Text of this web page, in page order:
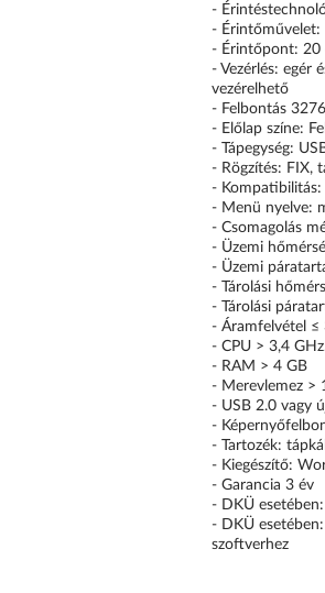
-
- Érintőművelet:
- Érintőpont: 20
- Vezérlés: egér
vezérelhető
- Felbontás
- Előlap színe:
- Tápegység:
- Rögzítés: FIX,
-
- Menü nyelve:
- Csomagolás
- Üzemi
- Üzemi
- Tárolási
- Tárolási
- Áramfelvétel ≤
- CPU > 3,4
- RAM > 4 GB
- Merevlemez >
- USB 2.0 vagy
-
- Tartozék:
- Kiegészítő:
- Garancia 3 év
- DKÜ
- DKÜ
szoftverhez